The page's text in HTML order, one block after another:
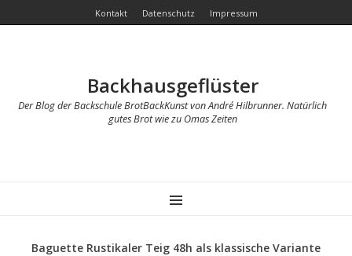
Kontakt Datenschutz Impressum
Backhausgeflüster
Der Blog der Backschule BrotBackKunst von André Hilbrunner. Natürlich
gutes Brot wie zu Omas Zeiten
MENU
Baguette Rustikaler Teig 48h als klassische Variante